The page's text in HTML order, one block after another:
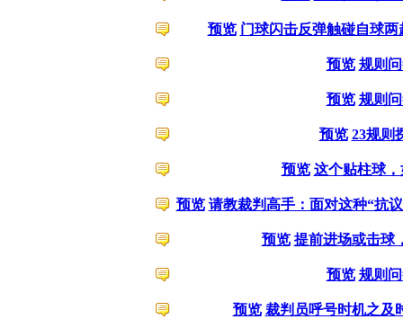
预览 门球闪击反弹触碰自球
预览 规则
预览 规则
预览 23规则
预览 这个贴柱球
预览 请教裁判高手：面对这种“抗
预览 提前进场或击球
预览 规则
预览 裁判员呼号时机之及